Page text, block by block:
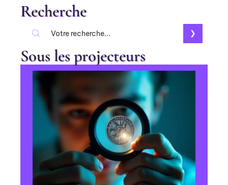
Recherche
Sous les projecteurs